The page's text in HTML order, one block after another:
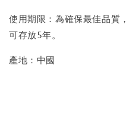
使用期限：為確保最佳品質
可存放5年。
產地：中國